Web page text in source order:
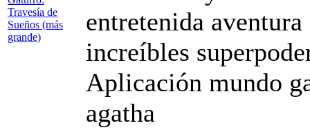
entretenida
increíbles
Aplicación mundo
agatha